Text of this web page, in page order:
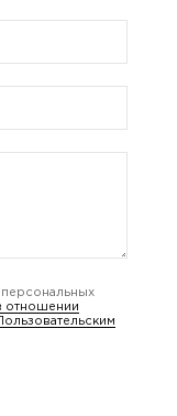
отношении
Пользовательским